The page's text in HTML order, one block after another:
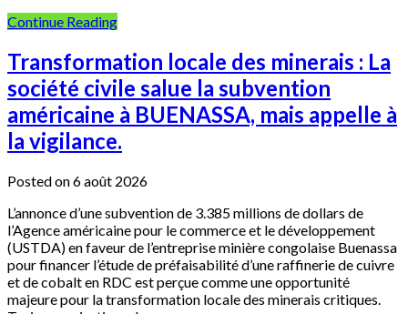
Continue Reading
Transformation locale des minerais : La
société civile salue la subvention
américaine à BUENASSA, mais appelle à
la vigilance.
Posted on 6 août 2026
L’annonce d’une subvention de 3.385 millions de dollars de
l’Agence américaine pour le commerce et le développement
(USTDA) en faveur de l’entreprise minière congolaise Buenassa
pour financer l’étude de préfaisabilité d’une raffinerie de cuivre
et de cobalt en RDC est perçue comme une opportunité
majeure pour la transformation locale des minerais critiques.